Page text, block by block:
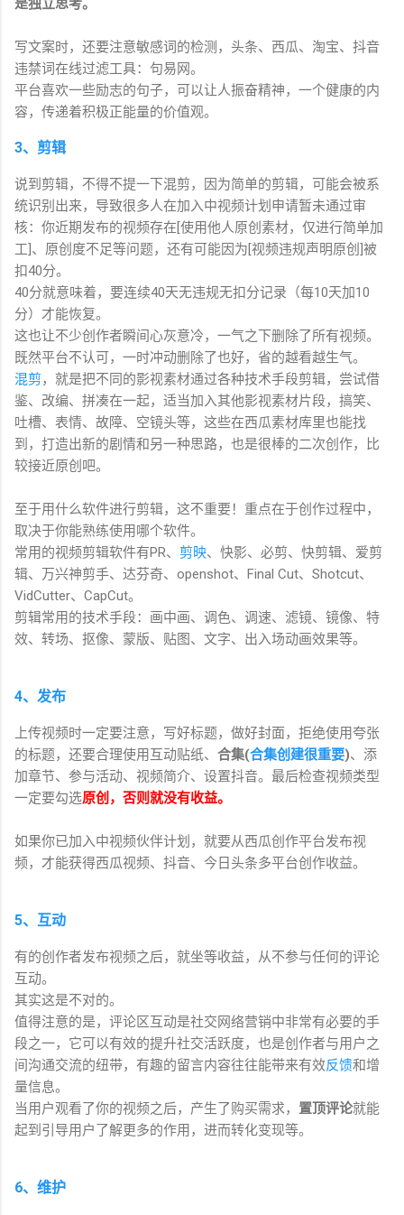
是独立思考。
写文案时，还要注意敏感词的检测，头条、西瓜、淘宝、抖音
违禁词在线过滤工具：句易网。
平台喜欢一些励志的句子，可以让人振奋精神，一个健康的内
容，传递着积极正能量的价值观。
3、剪辑
说到剪辑，不得不提一下混剪，因为简单的剪辑，可能会被系
统识别出来，导致很多人在加入中视频计划申请暂未通过审
核：你近期发布的视频存在[使用他人原创素材，仅进行简单加
工]、原创度不足等问题，还有可能因为[视频违规声明原创]被
扣40分。
40分就意味着，要连续40天无违规无扣分记录（每10天加10
分）才能恢复。
这也让不少创作者瞬间心灰意冷，一气之下删除了所有视频。
既然平台不认可，一时冲动删除了也好，省的越看越生气。
混剪，就是把不同的影视素材通过各种技术手段剪辑，尝试借
鉴、改编、拼凑在一起，适当加入其他影视素材片段，搞笑、
吐槽、表情、故障、空镜头等，这些在西瓜素材库里也能找
到，打造出新的剧情和另一种思路，也是很棒的二次创作，比
较接近原创吧。
至于用什么软件进行剪辑，这不重要！重点在于创作过程中，
取决于你能熟练使用哪个软件。
常用的视频剪辑软件有PR、 剪映、快影、必剪、快剪辑、爱剪
辑、万兴神剪手、达芬奇、openshot、Final Cut、Shotcut、
VidCutter、CapCut。
剪辑常用的技术手段：画中画、调色、调速、滤镜、镜像、特
效、转场、抠像、蒙版、贴图、文字、出入场动画效果等。
4、发布
上传视频时一定要注意，写好标题，做好封面，拒绝使用夸张
的标题，还要合理使用互动贴纸、 合集(合集创建很重要)、添
加章节、参与活动、视频简介、设置抖音。最后检查视频类型
一定要勾选原创，否则就没有收益。
如果你已加入中视频伙伴计划，就要从西瓜创作平台发布视
频，才能获得西瓜视频、抖音、今日头条多平台创作收益。
5、互动
有的创作者发布视频之后，就坐等收益，从不参与任何的评论
互动。
其实这是不对的。
值得注意的是，评论区互动是社交网络营销中非常有必要的手
段之一，它可以有效的提升社交活跃度，也是创作者与用户之
间沟通交流的纽带，有趣的留言内容往往能带来有效反馈和增
量信息。
当用户观看了你的视频之后，产生了购买需求， 置顶评论就能
起到引导用户了解更多的作用，进而转化变现等。
6、维护